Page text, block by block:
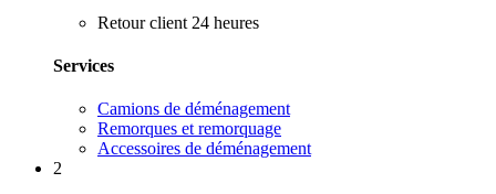
Retour client 24 heures
Services
Camions de déménagement
Remorques et remorquage
Accessoires de déménagement
2